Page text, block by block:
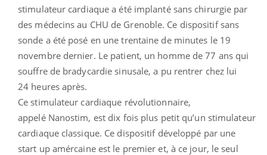
stimulateur cardiaque a été implanté sans chirurgie par
des médecins au CHU de Grenoble. Ce dispositif sans
sonde a été posé en une trentaine de minutes le 19
novembre dernier. Le patient, un homme de 77 ans qui
souffre de bradycardie sinusale, a pu rentrer chez lui
24 heures après.
Ce stimulateur cardiaque révolutionnaire,
appelé Nanostim, est dix fois plus petit qu’un stimulateur
cardiaque classique. Ce dispositif développé par une
start up amércaine est le premier et, à ce jour, le seul